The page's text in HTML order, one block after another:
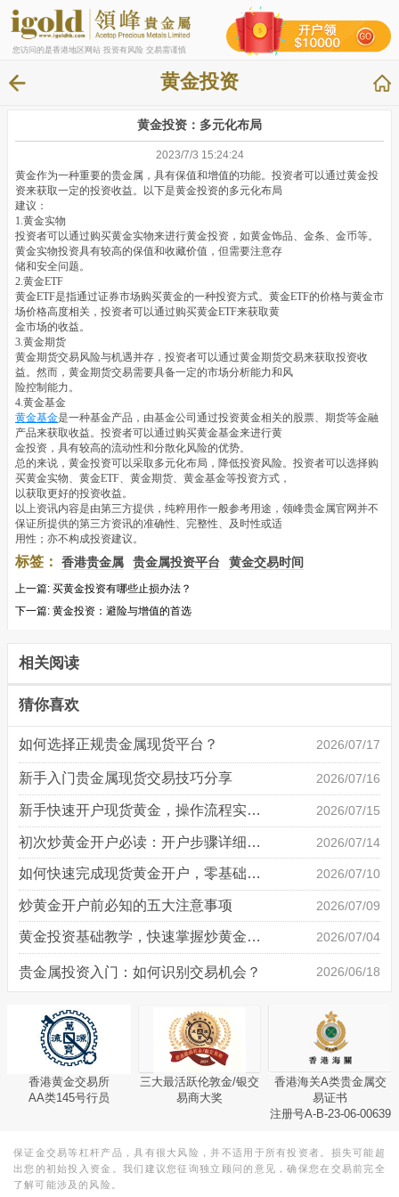
您访问的是香港地区网站 投资有风险 交易需谨慎
黄金投资
黄金投资：多元化布局
2023/7/3 15:24:24
黄金作为一种重要的贵金属，具有保值和增值的功能。投资者可以通过黄金投
资来获取一定的投资收益。以下是黄金投资的多元化布局
建议：
1.黄金实物
投资者可以通过购买黄金实物来进行黄金投资，如黄金饰品、金条、金币等。
黄金实物投资具有较高的保值和收藏价值，但需要注意存
储和安全问题。
2.黄金ETF
黄金ETF是指通过证券市场购买黄金的一种投资方式。黄金ETF的价格与黄金市
场价格高度相关，投资者可以通过购买黄金ETF来获取黄
金市场的收益。
3.黄金期货
黄金期货交易风险与机遇并存，投资者可以通过黄金期货交易来获取投资收
益。然而，黄金期货交易需要具备一定的市场分析能力和风
险控制能力。
4.黄金基金
黄金基金是一种基金产品，由基金公司通过投资黄金相关的股票、期货等金融
产品来获取收益。投资者可以通过购买黄金基金来进行黄
金投资，具有较高的流动性和分散化风险的优势。
总的来说，黄金投资可以采取多元化布局，降低投资风险。投资者可以选择购
买黄金实物、黄金ETF、黄金期货、黄金基金等投资方式，
以获取更好的投资收益。
以上资讯内容是由第三方提供，纯粹用作一般参考用途，领峰贵金属官网并不
保证所提供的第三方资讯的准确性、完整性、及时性或适
用性；亦不构成投资建议。
标签： 香港贵金属 贵金属投资平台 黄金交易时间
上一篇: 买黄金投资有哪些止损办法？
下一篇: 黄金投资：避险与增值的首选
相关阅读
猜你喜欢
如何选择正规贵金属现货平台？ 2026/07/17
新手入门贵金属现货交易技巧分享 2026/07/16
新手快速开户现货黄金，操作流程实操详解 2026/07/15
初次炒黄金开户必读：开户步骤详细说明 2026/07/14
如何快速完成现货黄金开户，零基础也能轻松上手 2026/07/10
炒黄金开户前必知的五大注意事项 2026/07/09
黄金投资基础教学，快速掌握炒黄金技巧 2026/07/04
贵金属投资入门：如何识别交易机会？ 2026/06/18
香港黄金交易所
AA类145号行员
三大最活跃伦敦金/银交
易商大奖
香港海关A类贵金属交
易证书
注册号A-B-23-06-00639
保证金交易等杠杆产品，具有很大风险，并不适用于所有投资者。损失可能超
出您的初始投入资金。我们建议您征询独立顾问的意见，确保您在交易前完全
了解可能涉及的风险。